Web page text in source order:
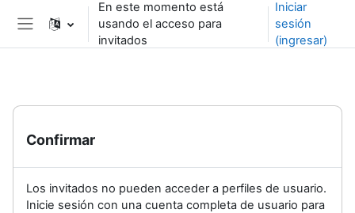
Saltar al contenido principal
Pánel lateral
En este momento está
usando el acceso para
invitados
Iniciar
sesión
(ingresar)
Confirmar
Los invitados no pueden acceder a perfiles de usuario.
Inicie sesión con una cuenta completa de usuario para